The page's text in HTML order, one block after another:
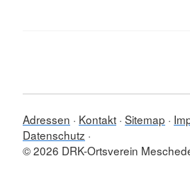
Adressen Kontakt Sitemap
Datenschutz
© 2026 DRK-Ortsverein